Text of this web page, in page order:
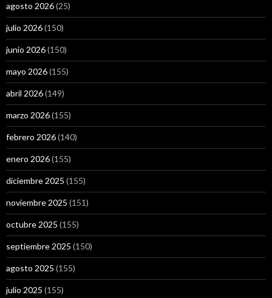
agosto 2026(25)
julio 2026(150)
junio 2026(150)
mayo 2026(155)
abril 2026(149)
marzo 2026(155)
febrero 2026(140)
enero 2026(155)
diciembre 2025 (155)
noviembre 2025 (151)
octubre 2025 (155)
septiembre 2025 (150)
agosto 2025 (155)
julio 2025 (155)